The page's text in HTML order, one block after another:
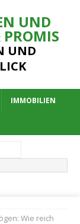
UND
UND
IMMOBILIEN
Wie reich